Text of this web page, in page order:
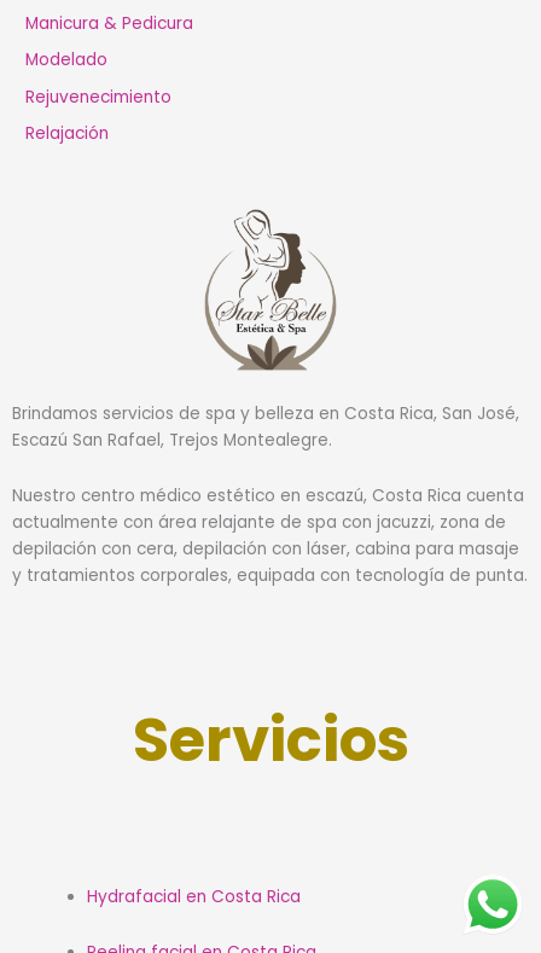
Manicura & Pedicura
Modelado
Rejuvenecimiento
Relajación
Brindamos servicios de spa y belleza en Costa Rica, San José,
Escazú San Rafael, Trejos Montealegre.
Nuestro centro médico estético en escazú, Costa Rica cuenta
actualmente con área relajante de spa con jacuzzi, zona de
depilación con cera, depilación con láser, cabina para masaje
y tratamientos corporales, equipada con tecnología de punta.
Servicios
Hydrafacial en Costa Rica